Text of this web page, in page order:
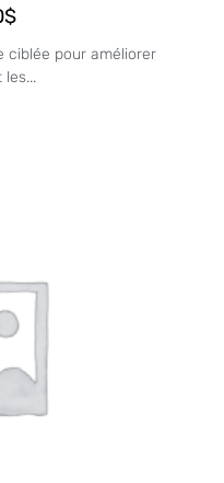
$
ciblée pour améliorer
les...